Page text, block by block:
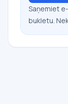
Saņemiet
bukletu.